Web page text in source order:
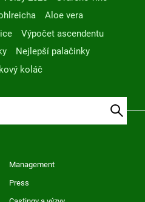
Aloe vera
Výpočet ascendentu
Nejlepší palačinky
koláč
Management
Press